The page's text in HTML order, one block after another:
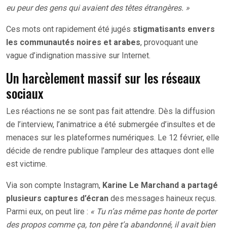
eu peur des gens qui avaient des têtes étrangères. »
Ces mots ont rapidement été jugés stigmatisants envers
les communautés noires et arabes, provoquant une
vague d’indignation massive sur Internet.
Un harcèlement massif sur les réseaux
sociaux
Les réactions ne se sont pas fait attendre. Dès la diffusion
de l’interview, l’animatrice a été submergée d’insultes et de
menaces sur les plateformes numériques. Le 12 février, elle
décide de rendre publique l’ampleur des attaques dont elle
est victime.
Via son compte Instagram, Karine Le Marchand a partagé
plusieurs captures d’écran des messages haineux reçus.
Parmi eux, on peut lire : « Tu n’as même pas honte de porter
des propos comme ça, ton père t’a abandonné, il avait bien